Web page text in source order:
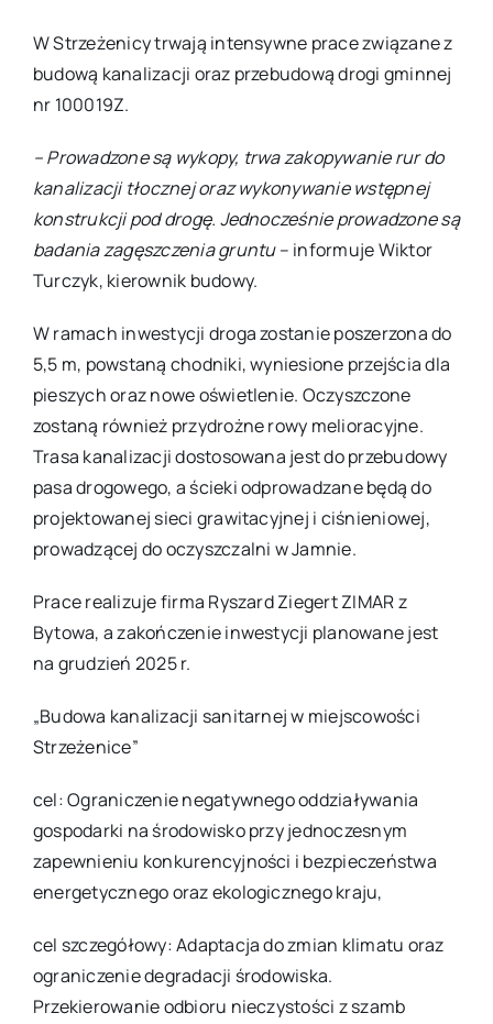
W Strzeżenicy trwają intensywne prace związane z
budową kanalizacji oraz przebudową drogi gminnej
nr 100019Z.
– Prowadzone są wykopy, trwa zakopywanie rur do
kanalizacji tłocznej oraz wykonywanie wstępnej
konstrukcji pod drogę. Jednocześnie prowadzone są
badania zagęszczenia gruntu– informuje Wiktor
Turczyk, kierownik budowy.
W ramach inwestycji droga zostanie poszerzona do
5,5 m, powstaną chodniki, wyniesione przejścia dla
pieszych oraz nowe oświetlenie. Oczyszczone
zostaną również przydrożne rowy melioracyjne.
Trasa kanalizacji dostosowana jest do przebudowy
pasa drogowego, a ścieki odprowadzane będą do
projektowanej sieci grawitacyjnej i ciśnieniowej,
prowadzącej do oczyszczalni w Jamnie.
Prace realizuje firma Ryszard Ziegert ZIMAR z
Bytowa, a zakończenie inwestycji planowane jest
na grudzień 2025 r.
„Budowa kanalizacji sanitarnej w miejscowości
Strzeżenice”
cel: Ograniczenie negatywnego oddziaływania
gospodarki na środowisko przy jednoczesnym
zapewnieniu konkurencyjności i bezpieczeństwa
energetycznego oraz ekologicznego kraju,
cel szczegółowy: Adaptacja do zmian klimatu oraz
ograniczenie degradacji środowiska.
Przekierowanie odbioru nieczystości z szamb